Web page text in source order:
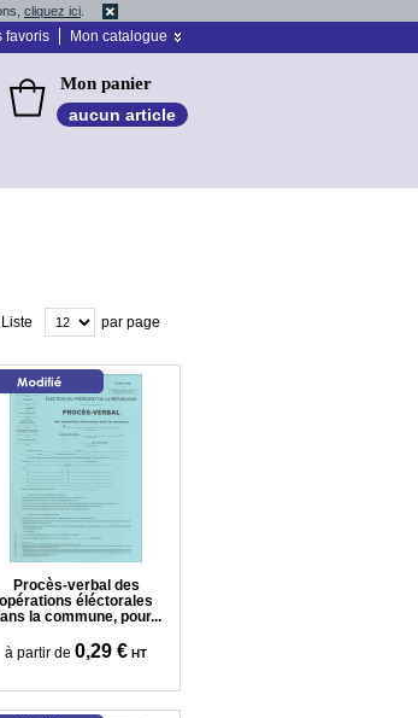
cliquez ici
favoris Mon catalogue
Mon panier
aucun article
par page
Liste
Procès-verbal des
opérations éléctorales
la commune, pour...
à partir de 0,29 € HT